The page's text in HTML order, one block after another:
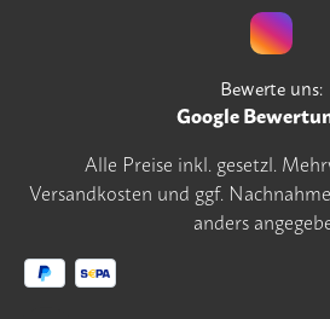
Bewerte uns:
Google
Alle Preise inkl. gesetzl.
Versandkosten und ggf.
anders